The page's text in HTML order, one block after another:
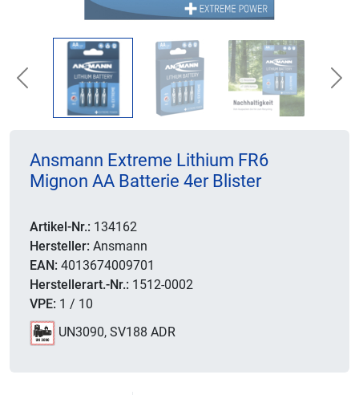
Previous
Ansmann Extreme Lithium FR6
Mignon AA Batterie 4er Blister
Artikel-Nr.: 134162
Hersteller: Ansmann
EAN: 4013674009701
Herstellerart.-Nr.: 1512-0002
VPE: 1 / 10
UN3090, SV188 ADR